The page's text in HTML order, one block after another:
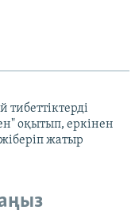
тибеттіктерді
оқытып, еркінен
жатыр